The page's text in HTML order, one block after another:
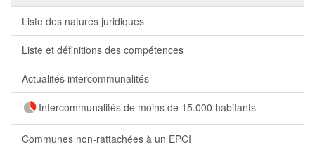
Liste des natures juridiques
Liste et définitions des compétences
Actualités intercommunalités
Intercommunalités de moins de 15.000 habitants
Communes non-rattachées à un EPCI